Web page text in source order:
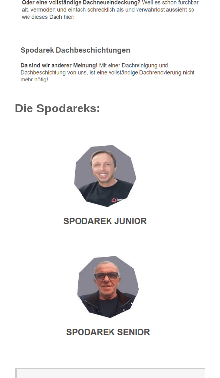
Die Spodareks: